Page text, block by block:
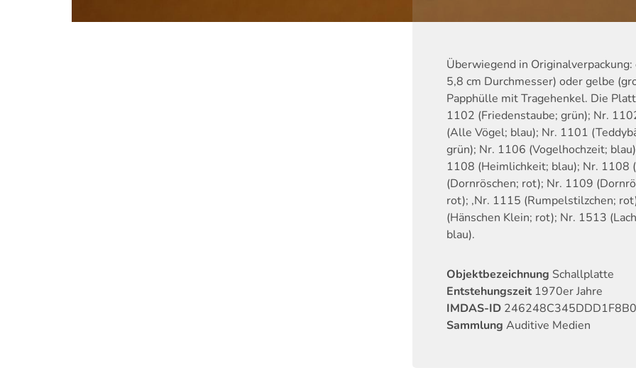
Überwiegend in
5,8 cm Durchmesser) oder gelbe
Papphülle mit Tragehenkel. Die
1102 (Friedenstaube; grün); Nr.
(Alle Vögel; blau); Nr. 1101
grün); Nr. 1106 (Vogelhochzeit;
1108 (Heimlichkeit; blau); Nr. 1108
(Dornröschen; rot); Nr. 1109
rot); ,Nr. 1115 (Rumpelstilzchen;
(Hänschen Klein; rot); Nr. 1513
blau).
Objektbezeichnung Schallplatte
Entstehungszeit 1970er Jahre
IMDAS-ID
Sammlung Auditive Medien